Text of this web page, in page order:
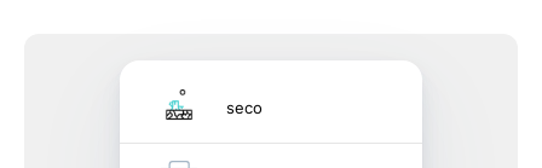
seco